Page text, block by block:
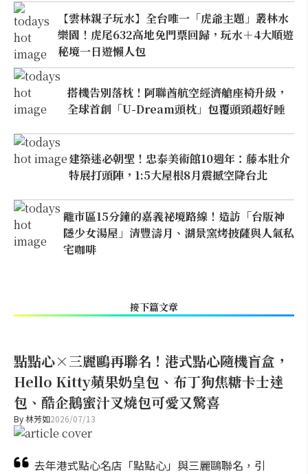
【雲林親子玩水】全台唯一「虎爺主題」叢林水
樂園！虎尾632高地免門票回歸，玩水＋4大順遊
秘境一日遊懶人包
搭機告別落枕！阿聯酋航空經濟艙座椅升級，
全球首創「U-Dream頭枕」包覆頭頸超好睡
建築迷必朝聖！忠泰美術館10週年：藤本壯介
特展打頭陣，1:5大屋根8月震撼空降台北
離市區15分鐘的嘉義祕境路線！造訪「台版神
隱少女湯屋」清豐濤月、湖景窯烤披薩與人氣私
宅咖啡
接下篇文章
點點心×三麗鷗再聯名！港式點心隨機盲盒，
Hello Kitty蘋果奶皇包、布丁狗焦糖卡士達
包、酷企鵝蜜汁叉燒包可愛又驚喜
By林芳如2026/07/13
去年港式點心名店「點點心」與三麗鷗聯名，引